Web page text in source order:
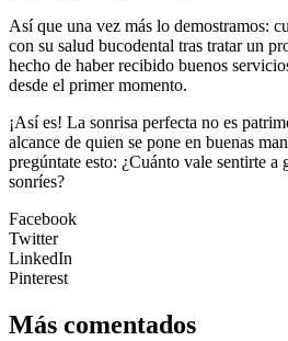
Así que una vez más lo demostramos:
con su salud bucodental tras tratar un
hecho de haber recibido buenos
desde el primer momento.
¡Así es! La sonrisa perfecta no es
alcance de quien se pone en buenas
pregúntate esto: ¿Cuánto vale sentirte a
sonríes?
Facebook
Twitter
LinkedIn
Pinterest
Más comentados